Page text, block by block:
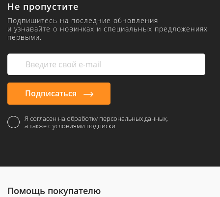
Не пропустите
Подпишитесь на последние обновления
и узнавайте о новинках и специальных предложениях
первыми.
Подписаться
Я согласен на обработку персональных данных,
а также с условиями подписки
Помощь покупателю